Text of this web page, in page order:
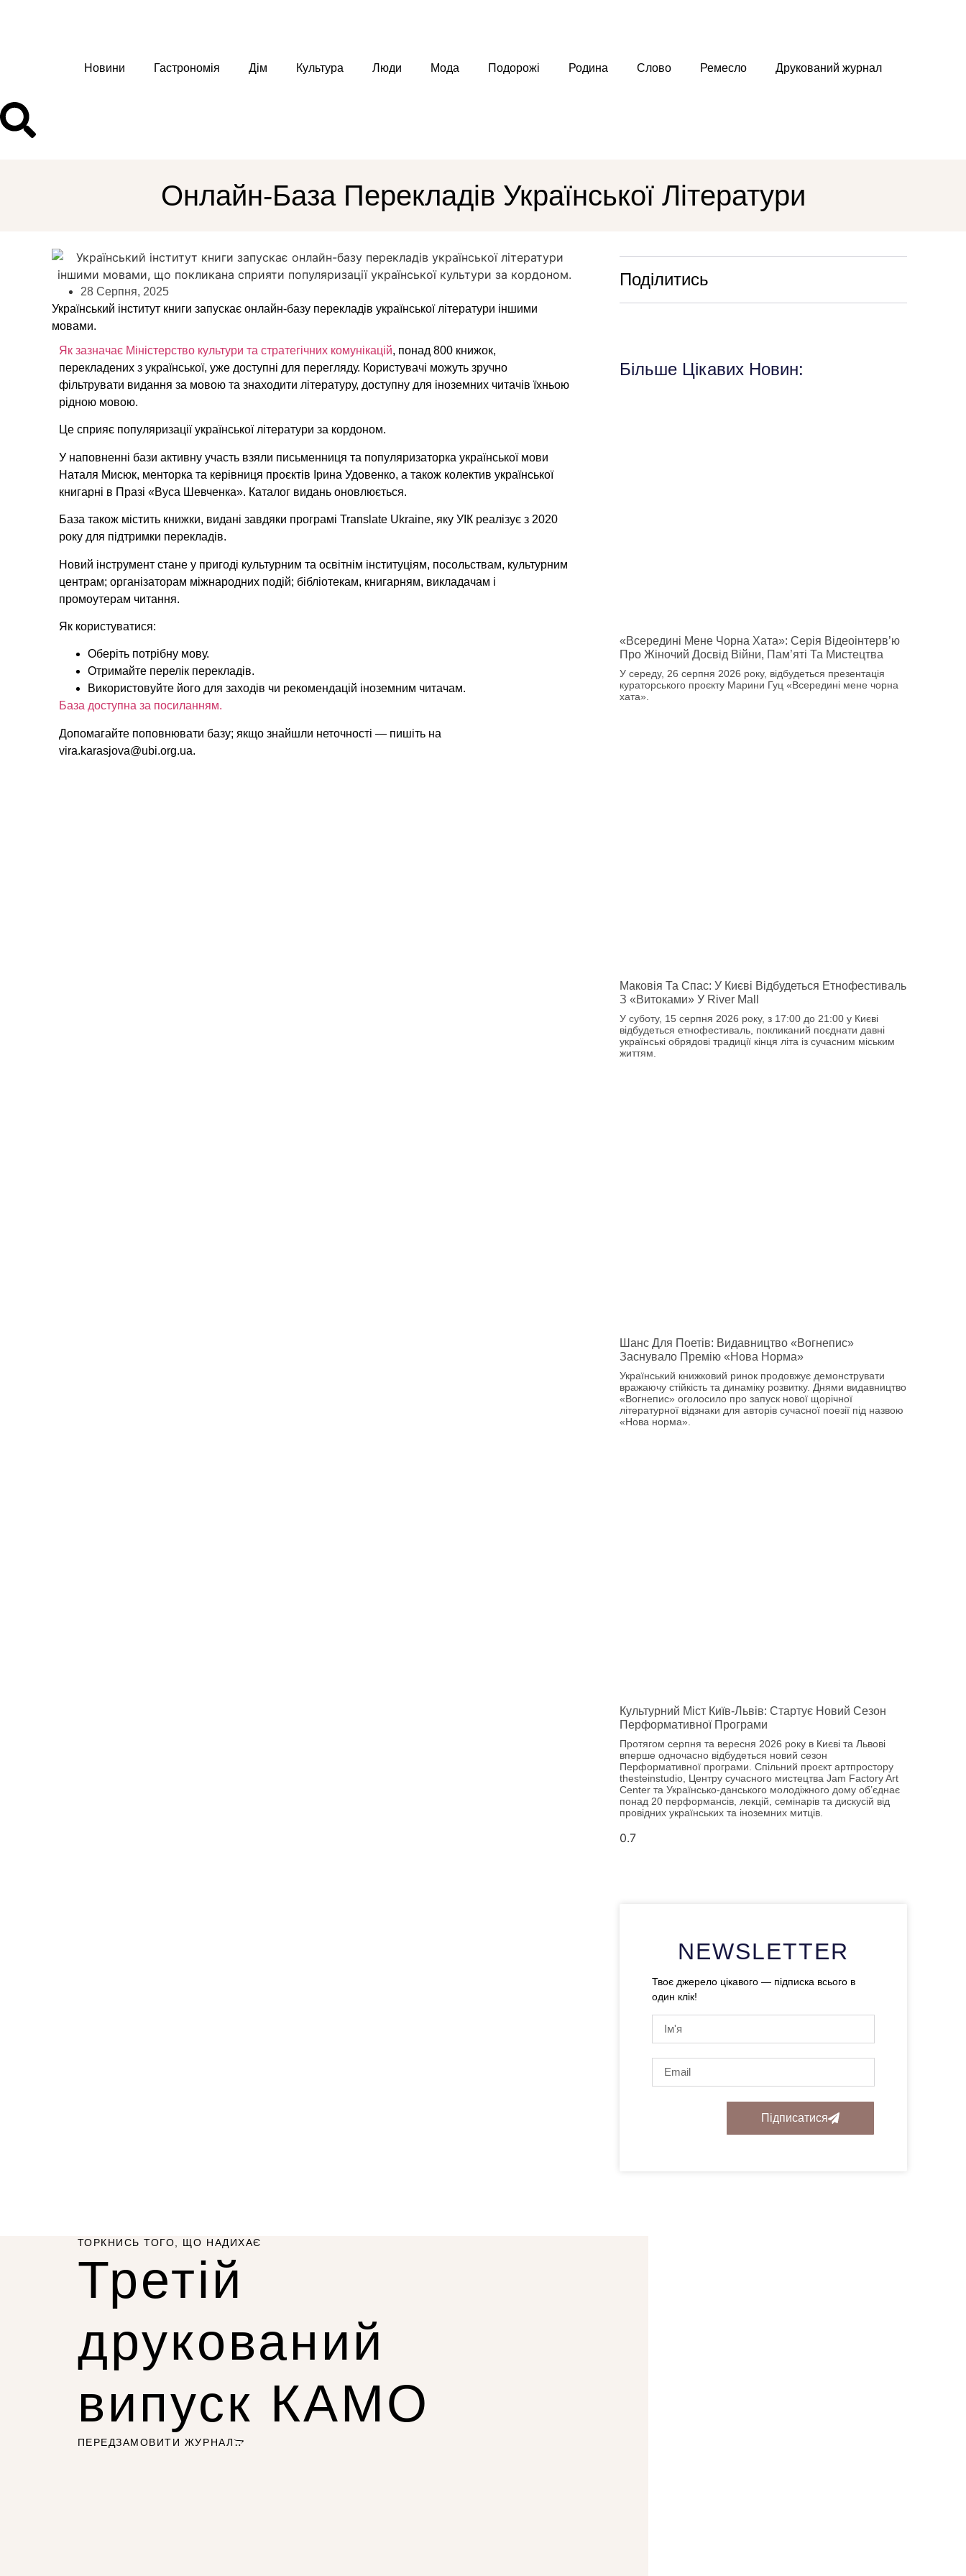
Новини Гастрономія Дім Культура Люди Мода Подорожі Родина Слово Ремесло Друкований журнал
Онлайн-База Перекладів Української Літератури
28 Серпня, 2025
Український інститут книги запускає онлайн-базу перекладів української літератури іншими
мовами.
Як зазначає Міністерство культури та стратегічних комунікацій, понад 800 книжок,
перекладених з української, уже доступні для перегляду. Користувачі можуть зручно
фільтрувати видання за мовою та знаходити літературу, доступну для іноземних читачів їхньою
рідною мовою.
Це сприяє популяризації української літератури за кордоном.
У наповненні бази активну участь взяли письменниця та популяризаторка української мови
Наталя Мисюк, менторка та керівниця проєктів Ірина Удовенко, а також колектив української
книгарні в Празі «Вуса Шевченка». Каталог видань оновлюється.
База також містить книжки, видані завдяки програмі Translate Ukraine, яку УІК реалізує з 2020
року для підтримки перекладів.
Новий інструмент стане у пригоді культурним та освітнім інституціям, посольствам, культурним
центрам; організаторам міжнародних подій; бібліотекам, книгарням, викладачам і
промоутерам читання.
Як користуватися:
Оберіть потрібну мову.
Отримайте перелік перекладів.
Використовуйте його для заходів чи рекомендацій іноземним читачам.
База доступна за посиланням.
Допомагайте поповнювати базу; якщо знайшли неточності — пишіть на
vira.karasjova@ubi.org.ua.
Поділитись
Більше Цікавих Новин:
«Всередині Мене Чорна Хата»: Серія Відеоінтерв’ю
Про Жіночий Досвід Війни, Пам’яті Та Мистецтва
У середу, 26 серпня 2026 року, відбудеться презентація
кураторського проєкту Марини Гуц «Всередині мене чорна
хата».
Маковія Та Спас: У Києві Відбудеться Етнофестиваль
З «Витоками» У River Mall
У суботу, 15 серпня 2026 року, з 17:00 до 21:00 у Києві
відбудеться етнофестиваль, покликаний поєднати давні
українські обрядові традиції кінця літа із сучасним міським
життям.
Шанс Для Поетів: Видавництво «Вогнепис»
Заснувало Премію «Нова Норма»
Український книжковий ринок продовжує демонструвати
вражаючу стійкість та динаміку розвитку. Днями видавництво
«Вогнепис» оголосило про запуск нової щорічної
літературної відзнаки для авторів сучасної поезії під назвою
«Нова норма».
Культурний Міст Київ-Львів: Стартує Новий Сезон
Перформативної Програми
Протягом серпня та вересня 2026 року в Києві та Львові
вперше одночасно відбудеться новий сезон
Перформативної програми. Спільний проєкт артпростору
thesteinstudio, Центру сучасного мистецтва Jam Factory Art
Center та Українсько-данського молодіжного дому об’єднає
понад 20 перформансів, лекцій, семінарів та дискусій від
провідних українських та іноземних митців.
NEWSLETTER
Твоє джерело цікавого — підписка всього в
один клік!
Підписатися
ТОРКНИСЬ ТОГО, ЩО НАДИХАЄ
Третій
друкований
випуск КАМО
ПЕРЕДЗАМОВИТИ ЖУРНАЛ